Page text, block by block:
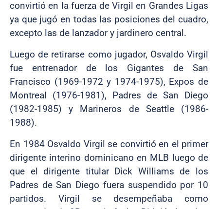
convirtió en la fuerza de Virgil en Grandes Ligas
ya que jugó en todas las posiciones del cuadro,
excepto las de lanzador y jardinero central.
Luego de retirarse como jugador, Osvaldo Virgil
fue entrenador de los Gigantes de San
Francisco (1969-1972 y 1974-1975), Expos de
Montreal (1976-1981), Padres de San Diego
(1982-1985) y Marineros de Seattle (1986-
1988).
En 1984 Osvaldo Virgil se convirtió en el primer
dirigente interino dominicano en MLB luego de
que el dirigente titular Dick Williams de los
Padres de San Diego fuera suspendido por 10
partidos. Virgil se desempeñaba como